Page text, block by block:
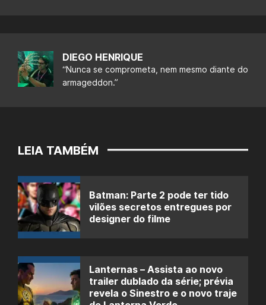
DIEGO HENRIQUE
“Nunca se comprometa, nem mesmo diante do
armageddon.”
LEIA TAMBÉM
Batman: Parte 2 pode ter tido
vilões secretos entregues por
designer do filme
Lanternas – Assista ao novo
trailer dublado da série; prévia
revela o Sinestro e o novo traje